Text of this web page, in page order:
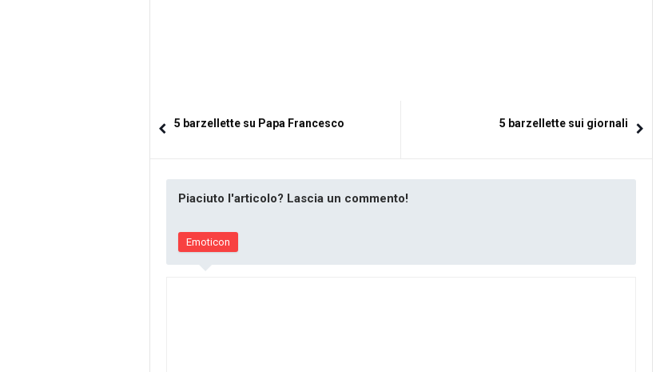
5 barzellette su Papa Francesco 5 barzellette sui giornali
Piaciuto l'articolo? Lascia un commento!
Emoticon